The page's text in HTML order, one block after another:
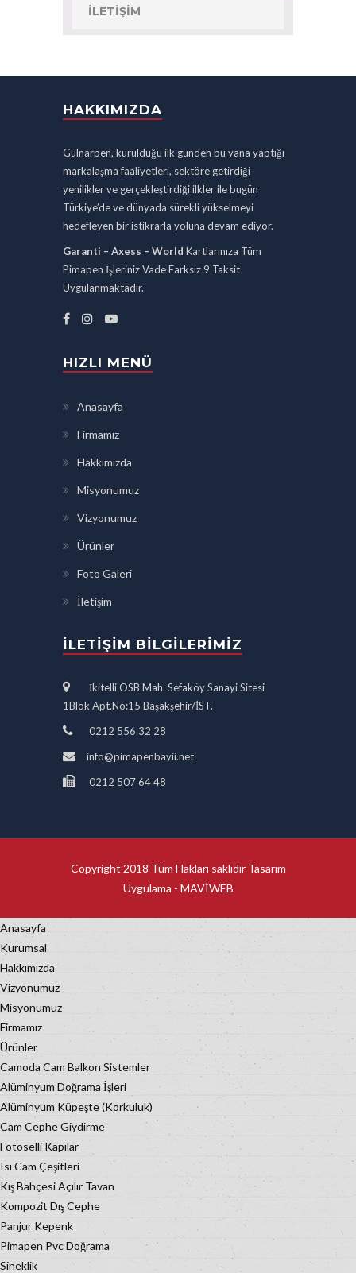
İLETIŞIM
HAKKIMIZDA
Gülnarpen, kurulduğu ilk günden bu yana yaptığı
markalaşma faaliyetleri, sektöre getirdiği
yenilikler ve gerçekleştirdiği ilkler ile bugün
Türkiye’de ve dünyada sürekli yükselmeyi
hedefleyen bir istikrarla yoluna devam ediyor.
Garanti – Axess – World Kartlarınıza Tüm
Pimapen İşleriniz Vade Farksız 9 Taksit
Uygulanmaktadır.
HIZLI MENÜ
Anasayfa
Firmamız
Hakkımızda
Misyonumuz
Vizyonumuz
Ürünler
Foto Galeri
İletişim
İLETIŞIM BILGILERIMIZ
İkitelli OSB Mah. Sefaköy Sanayi Sitesi
1Blok Apt.No:15 Başakşehir/İST.
0212 556 32 28
info@pimapenbayii.net
0212 507 64 48
Copyright 2018 Tüm Hakları saklıdır Tasarım
Uygulama - MAVİWEB
Anasayfa
Kurumsal
Hakkımızda
Vizyonumuz
Misyonumuz
Firmamız
Ürünler
Camoda Cam Balkon Sistemler
Alüminyum Doğrama İşleri
Alüminyum Küpeşte (Korkuluk)
Cam Cephe Giydirme
Fotoselli Kapılar
Isı Cam Çeşitleri
Kış Bahçesi Açılır Tavan
Kompozit Dış Cephe
Panjur Kepenk
Pimapen Pvc Doğrama
Sineklik